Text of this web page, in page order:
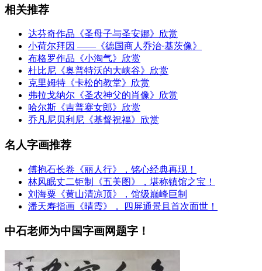
相关推荐
达芬奇作品《圣母子与圣安娜》欣赏
小荷尔拜因 ——《德国商人乔治·基茨像》
布格罗作品《小淘气》欣赏
杜比尼《奥普特沃的大峡谷》欣赏
克里姆特《卡松的教堂》欣赏
弗拉戈纳尔《圣农神父的肖像》欣赏
哈尔斯《吉普赛女郎》欣赏
乔凡尼贝利尼《基督祝福》欣赏
名人字画推荐
傅抱石长卷《丽人行》，铭心经典再现！
林风眠丈二钜制《五美图》，堪称镇馆之宝！
刘海粟《黄山清凉顶》，馆级巅峰巨制
潘天寿指画《晴霞》， 四屏通景且首次面世！
中石老师为中国字画网题字！